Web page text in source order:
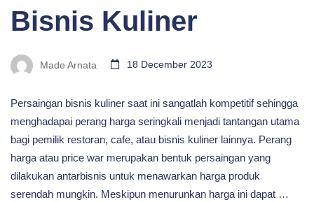
Bisnis Kuliner
Made Arnata 18 December 2023
Persaingan bisnis kuliner saat ini sangatlah kompetitif sehingga
menghadapai perang harga seringkali menjadi tantangan utama
bagi pemilik restoran, cafe, atau bisnis kuliner lainnya. Perang
harga atau price war merupakan bentuk persaingan yang
dilakukan antarbisnis untuk menawarkan harga produk
serendah mungkin. Meskipun menurunkan harga ini dapat …